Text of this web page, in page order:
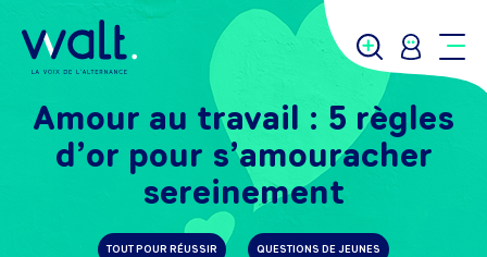
Amour au travail : 5 règles
d’or pour s’amouracher
sereinement
TOUT POUR RÉUSSIR QUESTIONS DE JEUNES